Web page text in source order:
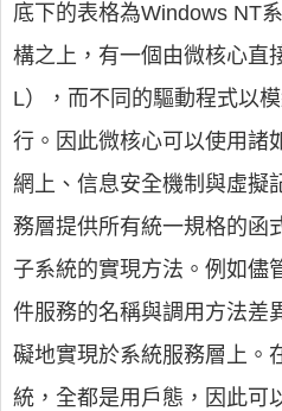
底下的表格為Windows NT
構之上，有一個由微核心直
L），而不同的驅動程式以
行。因此微核心可以使用諸
網上、信息安全機制與虛擬
務層提供所有統一規格的函
子系統的實現方法。例如儘
件服務的名稱與調用方法差
礙地實現於系統服務層上。
統，全都是用戶態，因此可